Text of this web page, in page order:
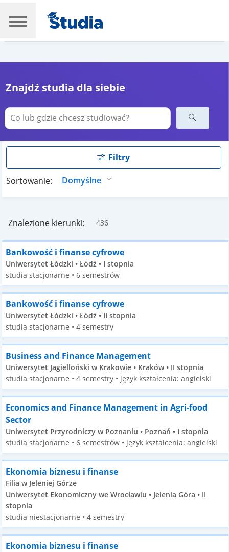
Znajdź studia dla siebie
Filtry
Sortowanie:
Znalezione kierunki: 436
Bankowość i finanse cyfrowe
Uniwersytet Łódzki • Łódź • I stopnia
studia stacjonarne • 6 semestrów
Bankowość i finanse cyfrowe
Uniwersytet Łódzki • Łódź • II stopnia
studia stacjonarne • 4 semestry
Business and Finance Management
Uniwersytet Jagielloński w Krakowie • Kraków • II stopnia
studia stacjonarne • 4 semestry • język kształcenia: angielski
Economics and Finance Management in Agri-food
Sector
Uniwersytet Przyrodniczy w Poznaniu • Poznań • I stopnia
studia stacjonarne • 6 semestrów • język kształcenia: angielski
Ekonomia biznesu i finanse
Filia w Jeleniej Górze
Uniwersytet Ekonomiczny we Wrocławiu • Jelenia Góra • II
stopnia
studia niestacjonarne • 4 semestry
Ekonomia biznesu i finanse